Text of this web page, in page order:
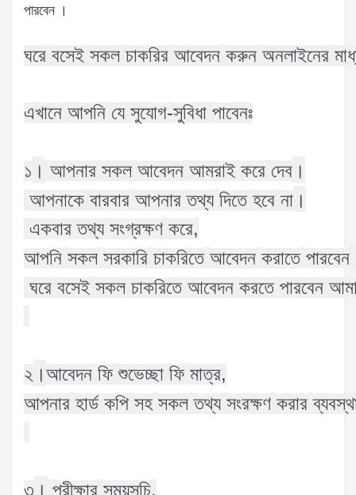
পারবেন ।
ঘরে বসেই সকল চাকরির আবেদন করুন অনলাইনের
এখানে আপনি যে সুযোগ-সুবিধা পাবেনঃ
১ । আপনার সকল আবেদন আমরাই করে দেব ।
আপনাকে বারবার আপনার তথ্য দিতে হবে না ।
একবার তথ্য সংগ্রক্ষণ করে,
আপনি সকল সরকারি চাকরিতে আবেদন করাতে পারবেন
ঘরে বসেই সকল চাকরিতে আবেদন করতে পারবেন
২ ।আবেদন ফি শুভেচ্ছা ফি মাত্র,
আপনার হার্ড কপি সহ সকল তথ্য সংরক্ষণ করার
৩ । পরীক্ষার সময়সূচি,